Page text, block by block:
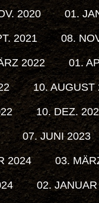
2020 01.
2021 08.
2022 01.
10. AUGUST
10. DEZ.
07. JUNI 2023
2024 03.
02.